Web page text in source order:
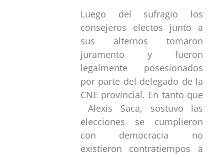
Luego del sufragio los
consejeros electos junto a
sus alternos tomaron
juramento y fueron
legalmente posesionados
por parte del delegado de la
CNE provincial. En tanto que
Alexis Saca, sostuvo las
elecciones se cumplieron
con democracia no
existieron contratiempos a